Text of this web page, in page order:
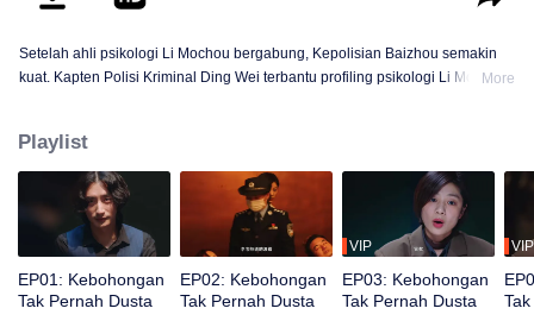
Setelah ahli psikologi Li Mochou bergabung, Kepolisian Baizhou semakin
kuat. Kapten Polisi Kriminal Ding Wei terbantu profiling psikologi Li Mochou,
More
Playlist
EP01: Kebohongan
Tak Pernah Dusta
EP02: Kebohongan
Tak Pernah Dusta
VIP
EP03: Kebohongan
Tak Pernah Dusta
VIP